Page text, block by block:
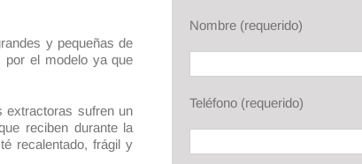
y pequeñas de
por el modelo ya que
extractoras sufren un
reciben durante la
recalentado, frágil y
Nombre (requerido)
Teléfono (requerido)